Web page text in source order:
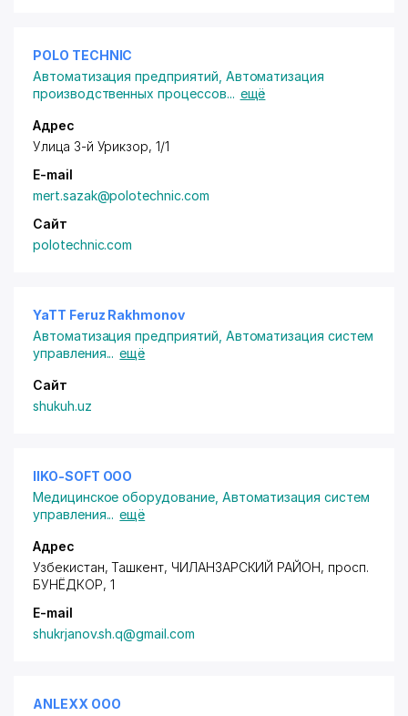
POLO TECHNIC
Автоматизация предприятий Автоматизация
производственных процессов... ещё
Адрес
Улица 3-й Урикзор, 1/1
E-mail
mert.sazak@polotechnic.com
Сайт
polotechnic.com
YaTT Feruz Rakhmonov
Автоматизация предприятий Автоматизация систем
управления... ещё
Сайт
shukuh.uz
IIKO-SOFT ООО
Медицинское оборудование, Автоматизация систем
управления... ещё
Адрес
Узбекистан, Ташкент, ЧИЛАНЗАРСКИЙ РАЙОН, просп.
БУНЁДКОР, 1
E-mail
shukrjanov.sh.q@gmail.com
ANLEXX ООО